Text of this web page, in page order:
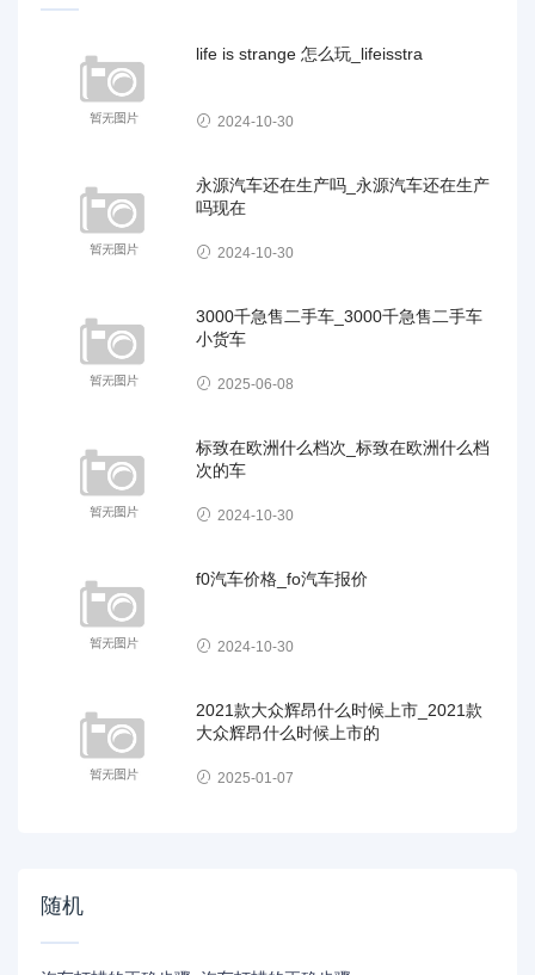
life is strange 怎么玩_lifeisstra
2024-10-30
永源汽车还在生产吗_永源汽车还在生产
吗现在
2024-10-30
3000千急售二手车_3000千急售二手车
小货车
2025-06-08
标致在欧洲什么档次_标致在欧洲什么档
次的车
2024-10-30
f0汽车价格_fo汽车报价
2024-10-30
2021款大众辉昂什么时候上市_2021款
大众辉昂什么时候上市的
2025-01-07
随机